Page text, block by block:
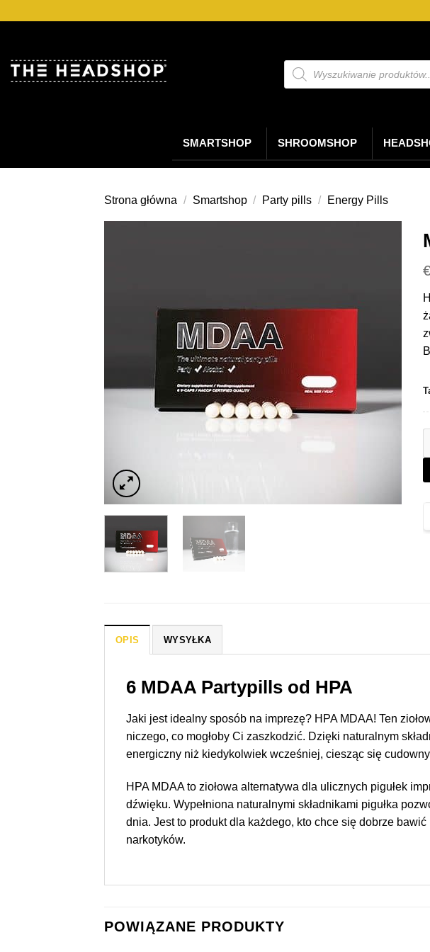
Wyszukiwarka
produktów
SMARTSHOP SHROOMSHOP
Strona główna / Smartshop / Party pills / Energy Pills
€
OPIS WYSYŁKA
6 MDAA Partypills od HPA
Jaki jest idealny sposób na imprezę? HPA MDAA! Ten
niczego, co mogłoby Ci zaszkodzić. Dzięki naturalnym
energiczny niż kiedykolwiek wcześniej, ciesząc się
HPA MDAA to ziołowa alternatywa dla ulicznych pigułek
dźwięku. Wypełniona naturalnymi składnikami pigułka
dnia. Jest to produkt dla każdego, kto chce się dobrze
narkotyków.
POWIĄZANE PRODUKTY